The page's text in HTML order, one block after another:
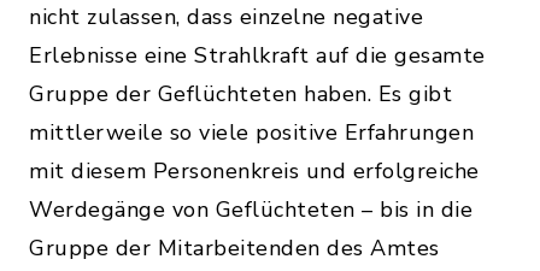
nicht zulassen, dass einzelne negative
Erlebnisse eine Strahlkraft auf die gesamte
Gruppe der Geflüchteten haben. Es gibt
mittlerweile so viele positive Erfahrungen
mit diesem Personenkreis und erfolgreiche
Werdegänge von Geflüchteten – bis in die
Gruppe der Mitarbeitenden des Amtes